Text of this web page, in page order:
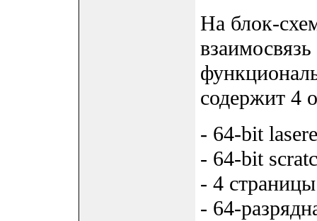
На блок-
содержит 4
- 64-bit
- 64-bit
- 4
- 64-